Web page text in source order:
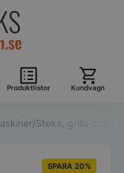
Produktlistor Kundvagn
/Steka, grilla och
SPARA 20%